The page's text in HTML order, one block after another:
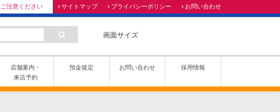
ご注意ください サイトマップ プライバシーポリシー お問い合わせ
画面サイズ
店舗案内・
来店予約
預金規定 お問い合わせ 採用情報